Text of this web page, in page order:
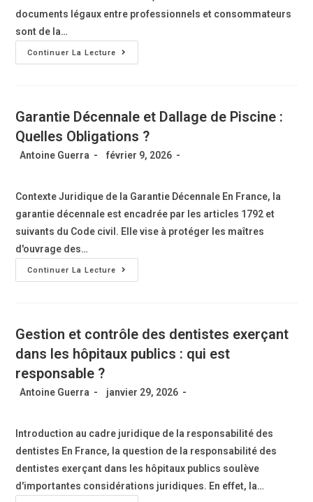
documents légaux entre professionnels et consommateurs
sont de la…
Continuer La Lecture
Garantie Décennale et Dallage de Piscine :
Quelles Obligations ?
Antoine Guerra février 9, 2026
Contexte Juridique de la Garantie Décennale En France, la
garantie décennale est encadrée par les articles 1792 et
suivants du Code civil. Elle vise à protéger les maîtres
d'ouvrage des…
Continuer La Lecture
Gestion et contrôle des dentistes exerçant
dans les hôpitaux publics : qui est
responsable ?
Antoine Guerra janvier 29, 2026
Introduction au cadre juridique de la responsabilité des
dentistes En France, la question de la responsabilité des
dentistes exerçant dans les hôpitaux publics soulève
d'importantes considérations juridiques. En effet, la…